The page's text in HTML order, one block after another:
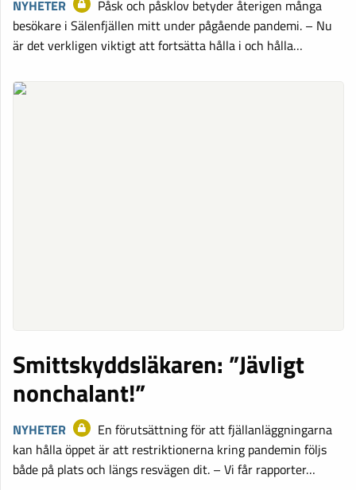
NYHETER
Påsk och påsklov betyder återigen många
besökare i Sälenfjällen mitt under pågående pandemi. – Nu
är det verkligen viktigt att fortsätta hålla i och hålla…
Smittskyddsläkaren: ”Jävligt
nonchalant!”
NYHETER
En förutsättning för att fjällanläggningarna
kan hålla öppet är att restriktionerna kring pandemin följs
både på plats och längs resvägen dit. – Vi får rapporter…